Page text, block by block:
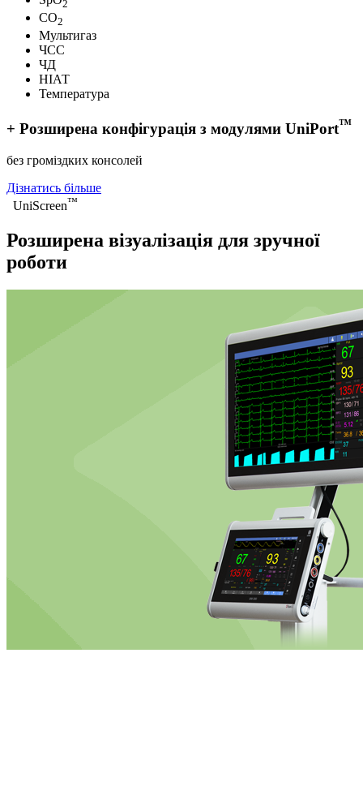
2
CO2
Мультигаз
ЧСС
ЧД
НІАТ
Температура
+ Розширена конфігурація з модулями UniPort™
без громіздких консолей
Дізнатись більше
UniScreen™
Розширена візуалізація для зручної
роботи